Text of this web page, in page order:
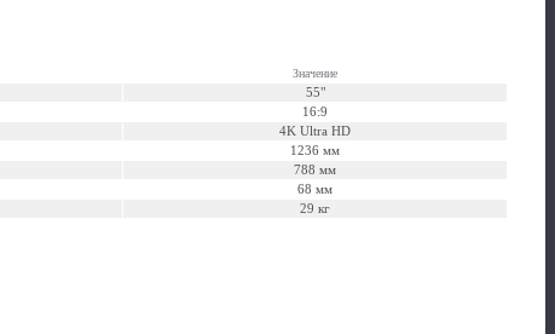
Значение
55"
16:9
4K Ultra HD
1236 мм
788 мм
68 мм
29 кг